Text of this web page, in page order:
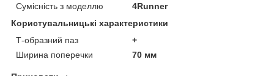
Сумісність з моделлю
4Runner
Користувальницькі характеристики
Т-образний паз
+
Ширина поперечки
70 мм